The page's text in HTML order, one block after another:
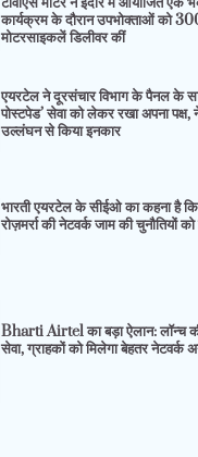
कार्यक्रम के दौरान उपभोक्ताओं को
मोटरसाइकलें डिलीवर कीं
एयरटेल ने दूरसंचार विभाग के पैनल के
पोस्टपेड’ सेवा को लेकर रखा अपना पक्ष,
उल्लंघन से किया इनकार
भारती एयरटेल के सीईओ का कहना है कि
रोज़मर्रा की नेटवर्क जाम की चुनौतियों
Bharti Airtel का बड़ा ऐलान: लॉन्च की
सेवा, ग्राहकों को मिलेगा बेहतर नेटवर्क